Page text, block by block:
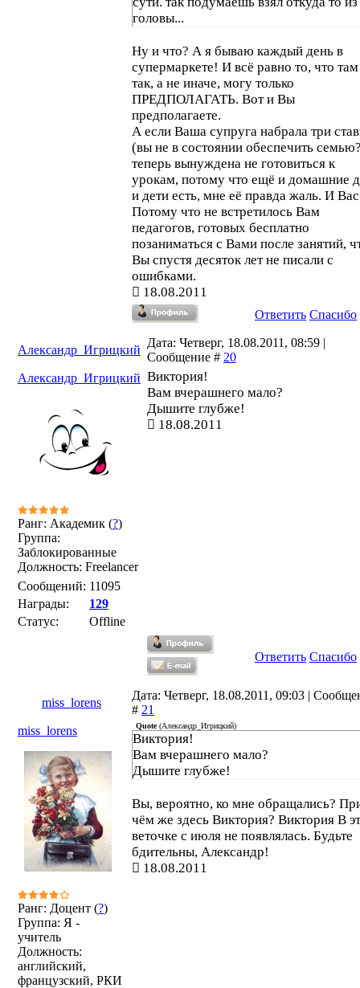
головы...
Ну и что? А я бываю каждый день в
супермаркете! И всё равно то, что там
так, а не иначе, могу только
ПРЕДПОЛАГАТЬ. Вот и Вы
предполагаете.
А если Ваша супруга набрала три
(вы не в состоянии обеспечить
теперь вынуждена не готовиться к
урокам, потому что ещё и домашние
и дети есть, мне её правда жаль. И
Потому что не встретилось Вам
педагогов, готовых бесплатно
позаниматься с Вами после занятий,
Вы спустя десяток лет не писали с
ошибками.
18.08.2011
Ответить Спасибо
Александр_Игрицкий
Дата: Четверг, 18.08.2011, 08:59 |
Сообщение # 20
Александр_Игрицкий
Ранг: Академик (?)
Группа:
Заблокированные
Должность: Freelancer
Сообщений: 11095
Награды:
129
Статус:
Offline
Виктория!
Вам вчерашнего мало?
Дышите глубже!
18.08.2011
Ответить Спасибо
miss_lorens
Дата: Четверг, 18.08.2011, 09:03 |
# 21
miss_lorens
Ранг: Доцент (?)
Группа: Я -
учитель
Должность:
английский,
французский, РКИ
Quote(Александр_Игрицкий)
Виктория!
Вам вчерашнего мало?
Дышите глубже!
Вы, вероятно, ко мне обращались?
чём же здесь Виктория? Виктория В
веточке с июля не появлялась. Будьте
бдительны, Александр!
18.08.2011